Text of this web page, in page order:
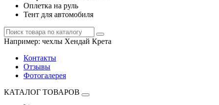
Оплетка на руль
Тент для автомобиля
Например: чехлы Хендай Крета
Контакты
Отзывы
Фотогалерея
КАТАЛОГ ТОВАРОВ